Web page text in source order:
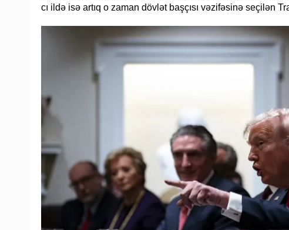
cı ildə isə artıq o zaman dövlət başçısı vəzifəsinə seçilən